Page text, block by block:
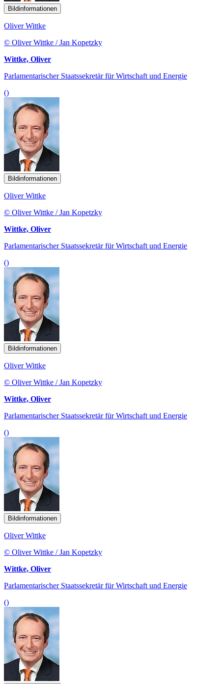
Bildinformationen
Oliver Wittke
© Oliver Wittke / Jan Kopetzky
Wittke, Oliver
Parlamentarischer Staatssekretär für Wirtschaft und Energie
()
Bildinformationen
Oliver Wittke
© Oliver Wittke / Jan Kopetzky
Wittke, Oliver
Parlamentarischer Staatssekretär für Wirtschaft und Energie
()
Bildinformationen
Oliver Wittke
© Oliver Wittke / Jan Kopetzky
Wittke, Oliver
Parlamentarischer Staatssekretär für Wirtschaft und Energie
()
Bildinformationen
Oliver Wittke
© Oliver Wittke / Jan Kopetzky
Wittke, Oliver
Parlamentarischer Staatssekretär für Wirtschaft und Energie
()